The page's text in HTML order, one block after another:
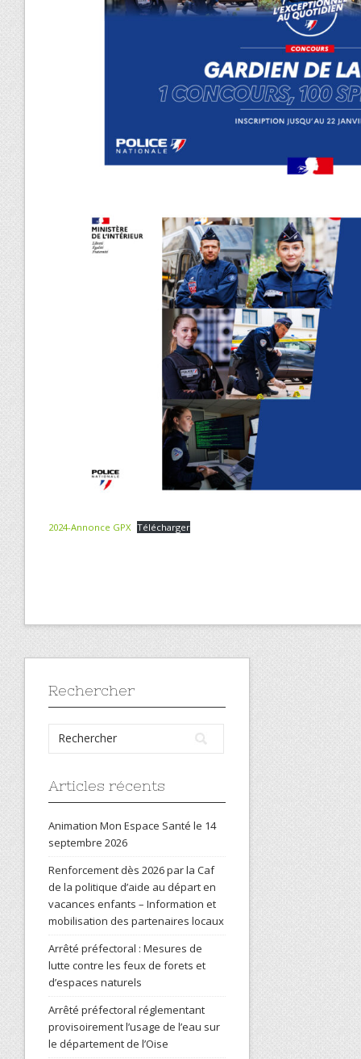
2024-Annonce GPX Télécharger
Rechercher
Articles récents
Animation Mon Espace Santé le 14
septembre 2026
Renforcement dès 2026 par la Caf
de la politique d’aide au départ en
vacances enfants – Information et
mobilisation des partenaires locaux
Arrêté préfectoral : Mesures de
lutte contre les feux de forets et
d’espaces naturels
Arrêté préfectoral réglementant
provisoirement l’usage de l’eau sur
le département de l’Oise